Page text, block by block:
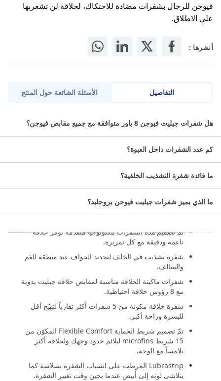
فيوجن للرجال بشفرات مضادة للاحتكاك، لحلاقة لن تشعربها
علي الاطلاق.
أنشرها :
التفاصيل
جيليت فيوجن 8 باور شفرات حلاقة توفر لك نظام حلاقة دقيق
حلاقة
عبوة تحتوي على 8 شفرات بديلة مصممة للراحة والمتانة.
تتميز عبوات شفرات الحلاقة جيليت فيوجن بروجليد للرجال
بـ 5 شفرات مضادة للاحتكاك.
تم تصميم هذه الشفرات بتكنولوجيا متقدمة توفر حلاقة
ناعمة ودقيقة مع كل تمريرة.
شفرة تشذيب في الخلف لتحديد الحواف عند منطقة الفم
والسالف.
شفرات ماكينة الحلاقة مناسبة لمقابض حلاقة جيليت يدوية
مع 8 رؤوس حلاقة احتياطية.
شفرة حلاقة مكونة من 5 شفرات أكثر تقارباً لتهيّج أقل
للبشرة وراحة أكبر.
تمّ تصميم شريط الحماية Flexible Comfort المكوّن من
15 شريط microfins ليلائم حدود وجهك ولحلاقة أكثر
تلامساً مع الوجه.
Lubrastrip المرطب على انسياب الشفرة بسلاسة كما
يتلاشى لونه إلى أبيض عندما يحين وقت تغيير الشفرة.
الأسئلة الشائعة حول المنتج
هل شفرات جيليت فيوجن 8 باور متوافقة مع جميع مقابض فيوجن؟
كم عدد الشفرات داخل العبوة؟
ما فائدة شفرة التشذيب الخلفية؟
ما الذي يميز شفرات جيليت فيوجن بروجليد؟